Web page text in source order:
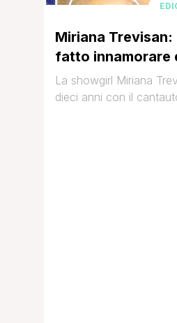
Miriana Trevisan:
fatto innamorare
La showgirl Miriana
dieci anni con il